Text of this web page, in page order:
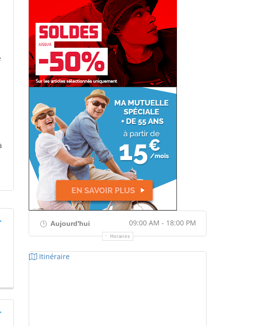
Aujourd'hui 09:00 AM - 18:00 PM
Horaires
Itinéraire